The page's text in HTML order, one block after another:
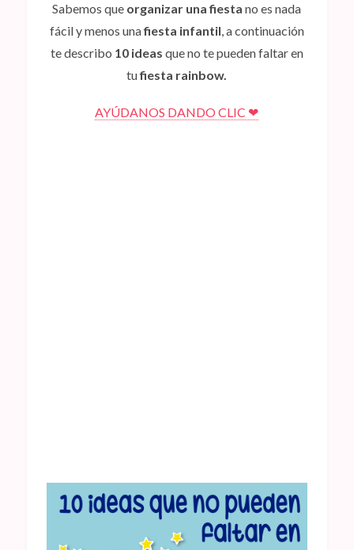
Sabemos que organizar una fiesta no es nada
fácil y menos unafiesta infantil, a continuación
te describo 10 ideas que no te pueden faltar en
tufiesta rainbow.
AYÚDANOS DANDO CLIC ❤